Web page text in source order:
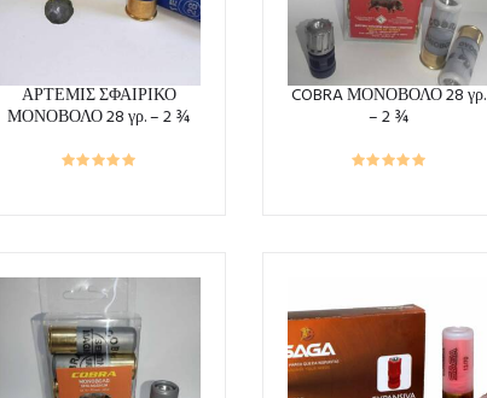
ΑΡΤΕΜΙΣ ΣΦΑΙΡΙΚΟ
ΜΟΝΟΒΟΛΟ 28 γρ. – 2 ¾
COBRA ΜΟΝΟΒΟΛΟ 28 γρ.
– 2 ¾